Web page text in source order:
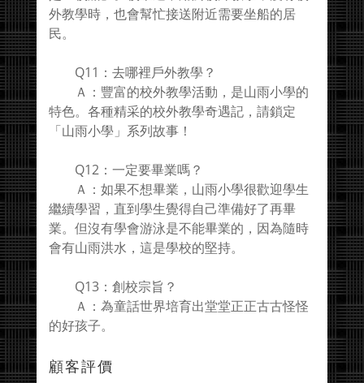
外教學時，也會幫忙接送附近需要坐船的居
民。
Q11：去哪裡戶外教學？
Ａ：豐富的校外教學活動，是山雨小學的
特色。各種精采的校外教學奇遇記，請鎖定
「山雨小學」系列故事！
Q12：一定要畢業嗎？
Ａ：如果不想畢業，山雨小學很歡迎學生
繼續學習，直到學生覺得自己準備好了再畢
業。但沒有學會游泳是不能畢業的，因為隨時
會有山雨洪水，這是學校的堅持。
Q13：創校宗旨？
Ａ：為童話世界培育出堂堂正正古古怪怪
的好孩子。
顧客評價